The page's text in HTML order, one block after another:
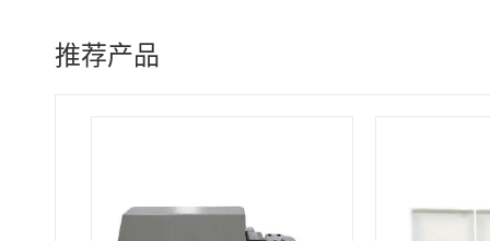
推荐产品